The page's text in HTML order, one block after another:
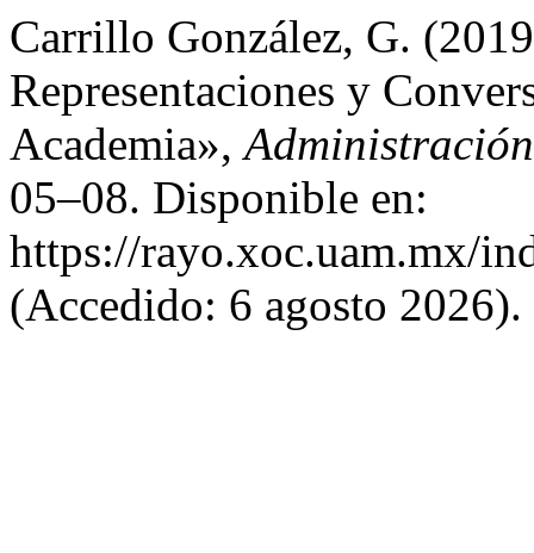
Carrillo González, G.
Representaciones y
Academia»,
05–08. Disponible en:
https://rayo.xoc.uam.mx/
(Accedido: 6 agosto 2026).